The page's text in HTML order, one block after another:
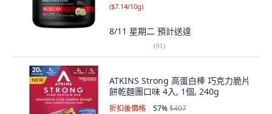
($7.14/10g)
8/11 星期二 預計送達
(91)
ATKINS Strong 高蛋白棒 巧克力脆片
餅乾麵團口味 4入, 1個, 240g
折扣後價格 57%$407